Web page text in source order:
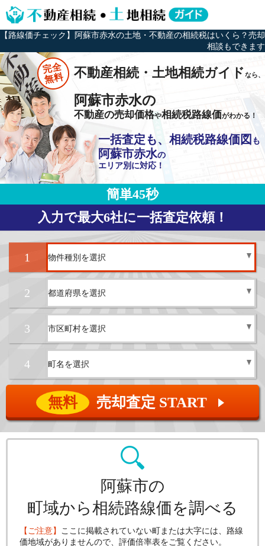
【路線価チェック】阿蘇市赤水の土地・不動産の相続税はいくら？売却
相談もできます
完全
無料 不動産相続・土地相続ガイドなら、
阿蘇市赤水の
不動産の売却価格や相続税路線価がわかる！
一括査定も、相続税路線価図 も
阿蘇市赤水の
エリア別に対応！
簡単45秒
入力で最大6社に一括査定依頼！
1
2
3
4
無料 売却査定 START ▲
阿蘇市の
町域から相続路線価を調べる
【ご注意】 ここに掲載されていない町または大字には、路線
価地域がありませんので、評価倍率表をご覧ください。